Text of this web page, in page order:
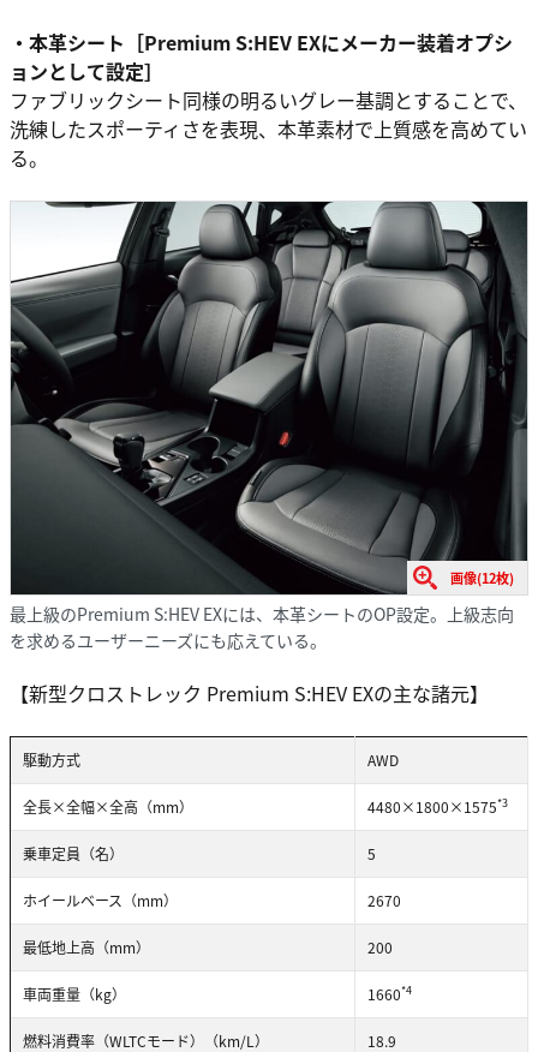
・本革シート［Premium S:HEV EXにメーカー装着オプシ
ョンとして設定］
ファブリックシート同様の明るいグレー基調とすることで、
洗練したスポーティさを表現、本革素材で上質感を高めてい
る。
画像(12枚)
最上級のPremium S:HEV EXには、本革シートのOP設定。上級志向
を求めるユーザーニーズにも応えている。
【新型クロストレック Premium S:HEV EXの主な諸元】
駆動方式 AWD
全長×全幅×全高（mm） 4480×1800×1575*3
乗車定員（名） 5
ホイールベース（mm） 2670
最低地上高（mm） 200
車両重量（kg） 1660*4
燃料消費率（WLTCモード）（km/L） 18.9